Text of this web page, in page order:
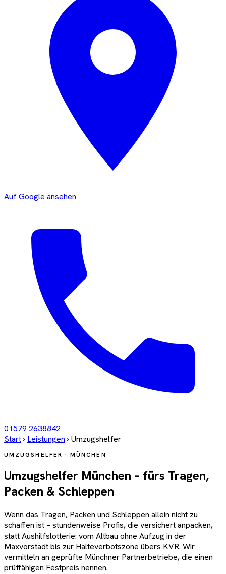
Auf Google ansehen
01579 2638842
Start› Leistungen ›Umzugshelfer
UMZUGSHELFER · MÜNCHEN
Umzugshelfer München – fürs Tragen,
Packen & Schleppen
Wenn das Tragen, Packen und Schleppen allein nicht zu
schaffen ist – stundenweise Profis, die versichert anpacken,
statt Aushilfslotterie: vom Altbau ohne Aufzug in der
Maxvorstadt bis zur Halteverbotszone übers KVR. Wir
vermitteln an geprüfte Münchner Partnerbetriebe, die einen
prüffähigen Festpreis nennen.